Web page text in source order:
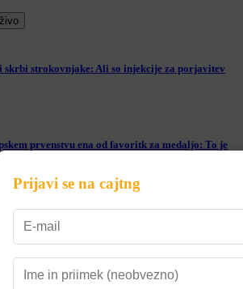
skrbi strokovnjake: Ali so injekcije za porjavitev
prvenstvu ena od favoritk za medaljo: To je
za volanom? Tako visoko kazen vam napišejo
Prijavi se na cajtng